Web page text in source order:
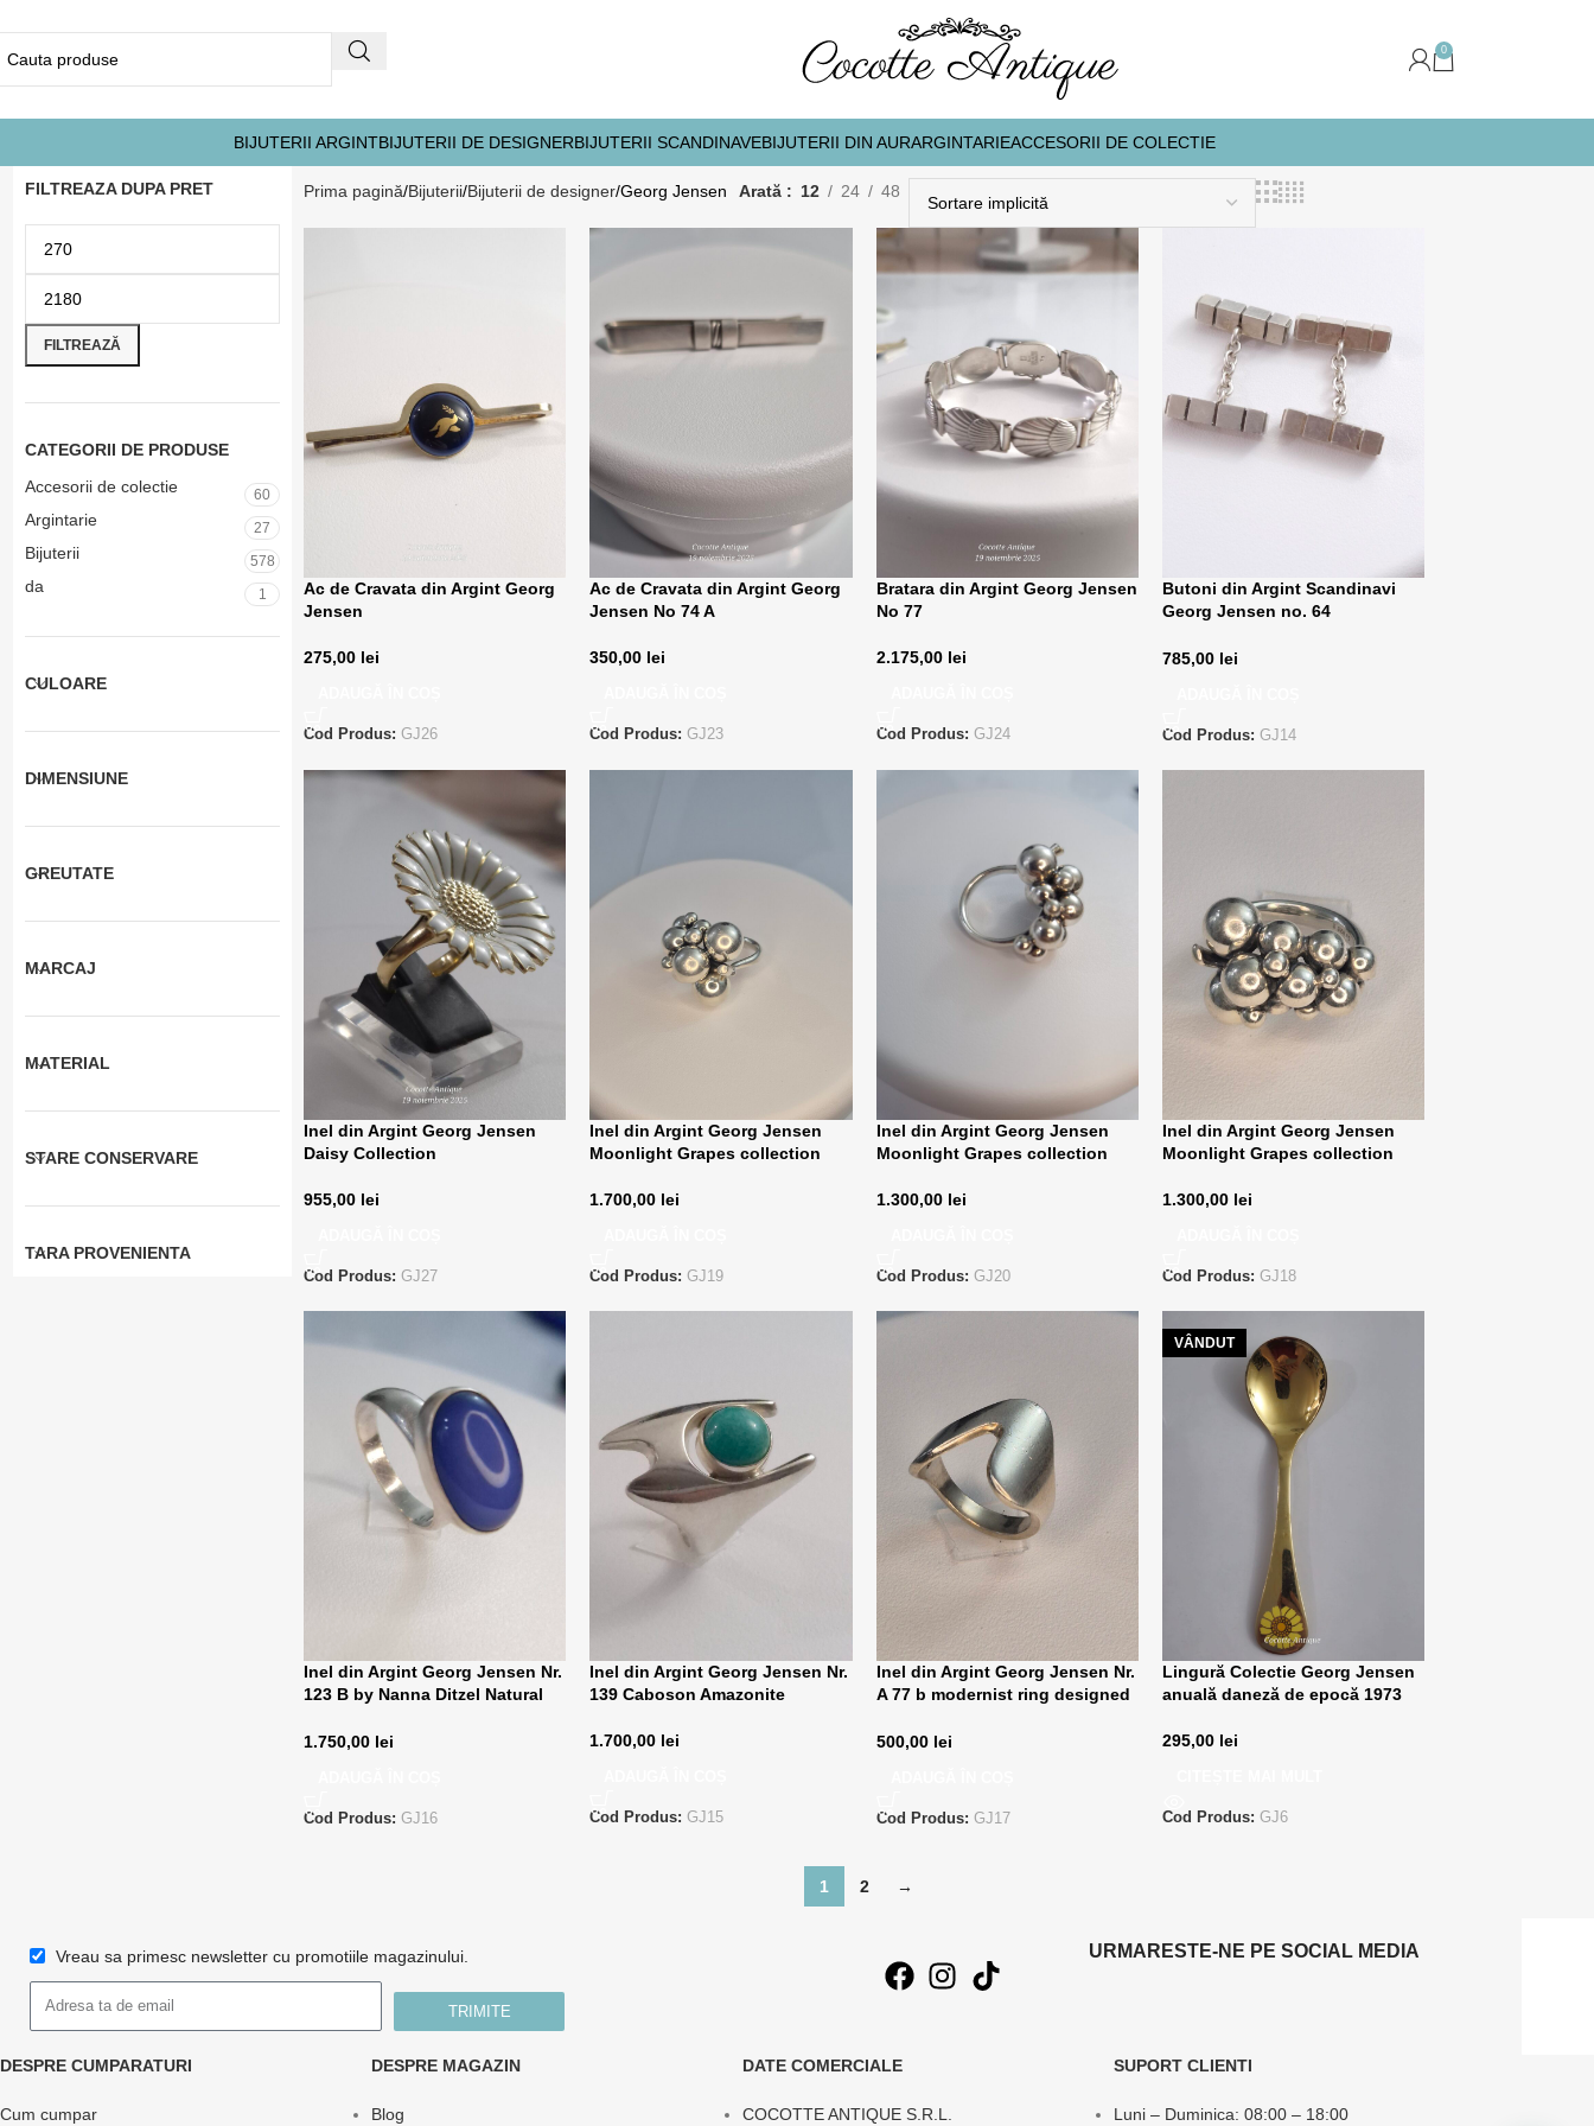
0
BIJUTERII ARGINTBIJUTERII DE DESIGNERBIJUTERII SCANDINAVEBIJUTERII DIN AURARGINTARIEACCESORII DE COLECTIE
FILTREAZA DUPA PRET
FILTREAZĂ
CATEGORII DE PRODUSE
Accesorii de colectie
60
Argintarie 27
Bijuterii 578
da 1
CULOARE
DIMENSIUNE
GREUTATE
MARCAJ
MATERIAL
STARE CONSERVARE
TARA PROVENIENTA
Prima pagină Bijuterii Bijuterii de designer Georg Jensen Arată 12 24 48
Ac de Cravata din Argint Georg
Jensen
275,00 lei
Cod Produs:GJ26
Ac de Cravata din Argint Georg
Jensen No 74 A
350,00 lei
Cod Produs:GJ23
Bratara din Argint Georg Jensen
No 77
2.175,00 lei
Cod Produs: GJ24
Butoni din Argint Scandinavi
Georg Jensen no. 64
785,00 lei
Cod Produs: GJ14
Inel din Argint Georg Jensen
Daisy Collection
955,00 lei
Cod Produs:GJ27
Inel din Argint Georg Jensen
Moonlight Grapes collection
1.700,00 lei
Cod Produs:GJ19
Inel din Argint Georg Jensen
Moonlight Grapes collection
1.300,00 lei
Cod Produs: GJ20
Inel din Argint Georg Jensen
Moonlight Grapes collection
1.300,00 lei
Cod Produs: GJ18
Inel din Argint Georg Jensen Nr.
123 B by Nanna Ditzel Natural
1.750,00 lei
Cod Produs:GJ16
Inel din Argint Georg Jensen Nr.
139 Caboson Amazonite
1.700,00 lei
Cod Produs:GJ15
Inel din Argint Georg Jensen Nr.
A 77 b modernist ring designed
500,00 lei
Cod Produs: GJ17
VÂNDUT
Lingură Colectie Georg Jensen
anuală daneză de epocă 1973
295,00 lei
Cod Produs: GJ6
1 2 →
Vreau sa primesc newsletter cu promotiile magazinului.
TRIMITE
URMARESTE-NE PE SOCIAL MEDIA
DESPRE CUMPARATURI
Cum cumpar
DESPRE MAGAZIN
Blog
DATE COMERCIALE
COCOTTE ANTIQUE S.R.L.
SUPORT CLIENTI
Luni – Duminica: 08:00 – 18:00